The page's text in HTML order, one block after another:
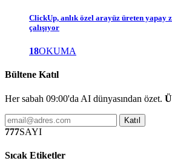
ClickUp, anlık özel arayüz üreten yapay
çalışıyor
18OKUMA
Bültene Katıl
Her sabah 09:00'da AI dünyasından özet.
Katıl
777SAYI
Sıcak Etiketler